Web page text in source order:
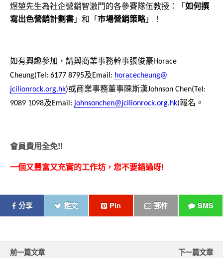
煜堃先生為社企營銷智激鬥的各參賽隊伍教授：「如何撰
寫出色營銷計劃書」 和「巿場營銷策略」！
如有興趣參加，請與商業事務幹事張俊豪Horace
Cheung(Tel: 6177 8795及Email: horacecheung@
jcilionrock.org.hk)或商業事務董事陳斯漢Johnson Chen(Tel:
9089 1098及Email: johnsonchen@jcilionrock.org.hk)報名。
會員費用全免!!
一個又豐富又充實的工作坊，您不要錯過呀!
分享 推文 Pin 郵件 SMS
前一篇文章 下一篇文章